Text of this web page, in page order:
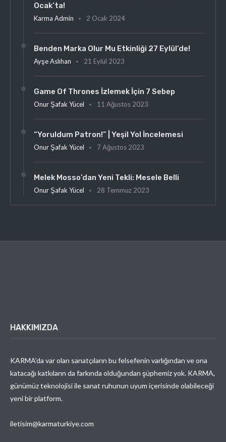
Ocak’ta!
Karma Admin 2 Ocak 2024
Benden Marka Olur Mu Etkinliği 27 Eylül’de!
Ayşe Aslıhan 21 Eylül 2023
Game Of Thrones İzlemek İçin 7 Sebep
Onur Şafak Yücel 11 Ağustos 2023
“Yoruldum Patron!” | Yeşil Yol İncelemesi
Onur Şafak Yücel 7 Ağustos 2023
Melek Mosso’dan Yeni Tekli: Mesele Belli
Onur Şafak Yücel 28 Temmuz 2023
HAKKIMIZDA
KARMA’da var olan sanatçıların bu felsefenin varlığından ve ona
katacağı katkıların da farkında olduğundan şüphemiz yok. KARMA,
günümüz teknolojisi ile sanat ruhunun uyum içerisinde olabileceği
yeni bir platform.
iletisim@karmaturkiye.com